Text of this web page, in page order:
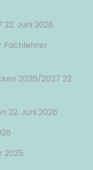
22. Juni 2026
Fachlehrer
2026/2027 22.
22. Juni 2026
2025